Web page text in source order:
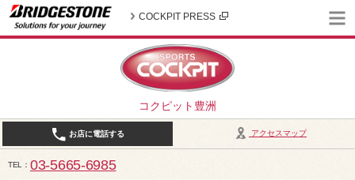
コクピット豊洲
COCKPIT PRESS
アクセスマップ
お店に電話する
TEL 03-5665-6985